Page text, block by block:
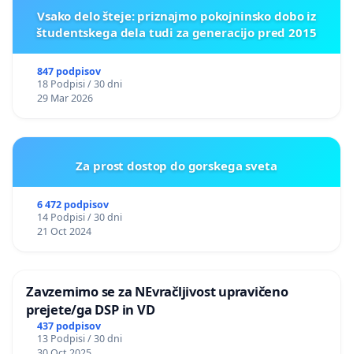
Vsako delo šteje: priznajmo pokojninsko dobo iz
študentskega dela tudi za generacijo pred 2015
847 podpisov
18 Podpisi / 30 dni
29 Mar 2026
Za prost dostop do gorskega sveta
6 472 podpisov
14 Podpisi / 30 dni
21 Oct 2024
Zavzemimo se za NEvračljivost upravičeno
prejete/ga DSP in VD
437 podpisov
13 Podpisi / 30 dni